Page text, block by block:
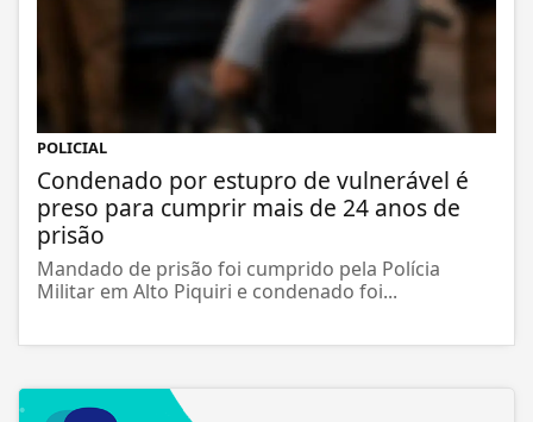
POLICIAL
Condenado por estupro de vulnerável é
preso para cumprir mais de 24 anos de
prisão
Mandado de prisão foi cumprido pela Polícia
Militar em Alto Piquiri e condenado foi...